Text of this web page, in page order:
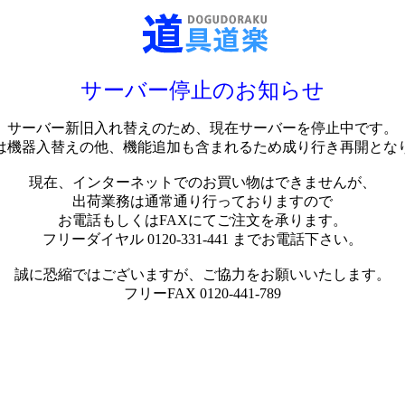
サーバー停止のお知らせ
サーバー新旧入れ替えのため、現在サーバーを停止中です。
機器入替えの他、機能追加も含まれるため成り行き再開とな
現在、インターネットでのお買い物はできませんが、
出荷業務は通常通り行っておりますので
お電話もしくはFAXにてご注文を承ります。
フリーダイヤル 0120-331-441 までお電話下さい。
誠に恐縮ではございますが、ご協力をお願いいたします。
フリーFAX 0120-441-789